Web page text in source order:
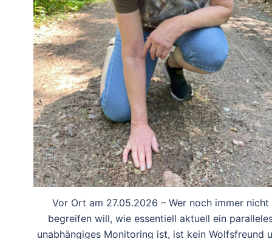
Vor Ort am 27.05.2026 – Wer noch immer nicht
begreifen will, wie essentiell aktuell ein
unabhängiges Monitoring ist, ist kein Wolfsfreund